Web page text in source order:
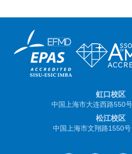
虹口校区
中国上海市大连西路550
松江校区
中国上海市文翔路1550号